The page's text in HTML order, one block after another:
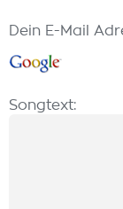
Dein E-Mail
Songtext: